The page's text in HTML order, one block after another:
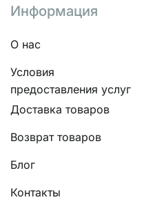
Информация
О нас
Условия
предоставления услуг
Доставка товаров
Возврат товаров
Блог
Контакты